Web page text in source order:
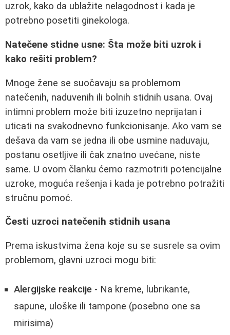
uzrok, kako da ublažite nelagodnost i kada je
potrebno posetiti ginekologa.
Natečene stidne usne: Šta može biti uzrok i
kako rešiti problem?
Mnoge žene se suočavaju sa problemom
natečenih, naduvenih ili bolnih stidnih usana. Ovaj
intimni problem može biti izuzetno neprijatan i
uticati na svakodnevno funkcionisanje. Ako vam se
dešava da vam se jedna ili obe usmine naduvaju,
postanu osetljive ili čak znatno uvećane, niste
same. U ovom članku ćemo razmotriti potencijalne
uzroke, moguća rešenja i kada je potrebno potražiti
stručnu pomoć.
Česti uzroci natečenih stidnih usana
Prema iskustvima žena koje su se susrele sa ovim
problemom, glavni uzroci mogu biti:
Alergijske reakcije - Na kreme, lubrikante,
sapune, uloške ili tampone (posebno one sa
mirisima)